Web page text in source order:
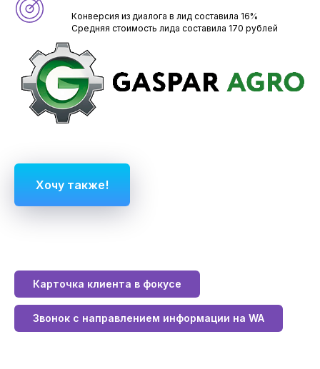
Конверсия из диалога в лид составила 16%
Средняя стоимость лида составила 170 рублей
Хочу также!
Карточка клиента в фокусе
Звонок с направлением информации на WA